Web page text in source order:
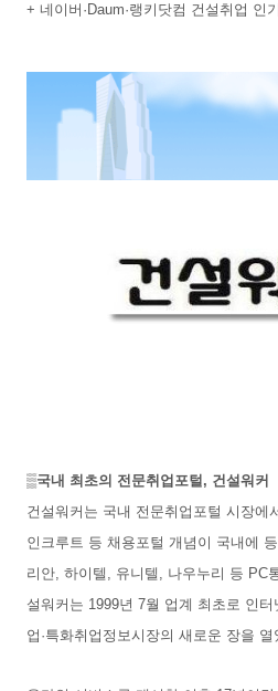
+ 네이버·Daum·랭키닷컴 건설취업 인
▒국내 최초의 전문취업포털, 건설워커
건설워커는 국내 전문취업포털 시장에
인크루트 등 채용포털 개념이 국내에
리안, 하이텔, 유니텔, 나우누리 등 PC
설워커는 1999년 7월 업계 최초로 인
업·특화취업정보시장의 새로운 장을 열